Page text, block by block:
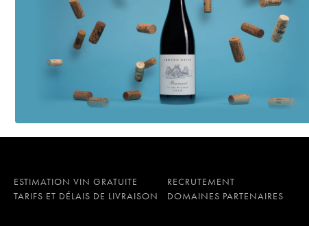
ESTIMATION VIN GRATUITE RECRUTEMENT
TARIFS ET DÉLAIS DE LIVRAISON
DOMAINES PARTENAIRES